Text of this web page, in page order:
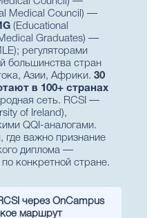
Medical Council) —
(Educational
Graduates) —
регуляторами
большинства стран
Азии, Африки. 30
в 100+ странах
сеть. RCSI —
of Ireland),
QQI-аналогами.
где важно признание
диплома —
конкретной стране.
через OnCampus
маршрут